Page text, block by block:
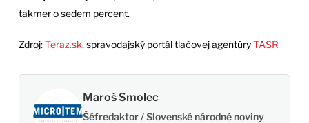
takmer o sedem percent.
Zdroj:Teraz.sk, spravodajský portál tlačovej agentúryTASR
Maroš Smolec
Šéfredaktor / Slovenské národné noviny